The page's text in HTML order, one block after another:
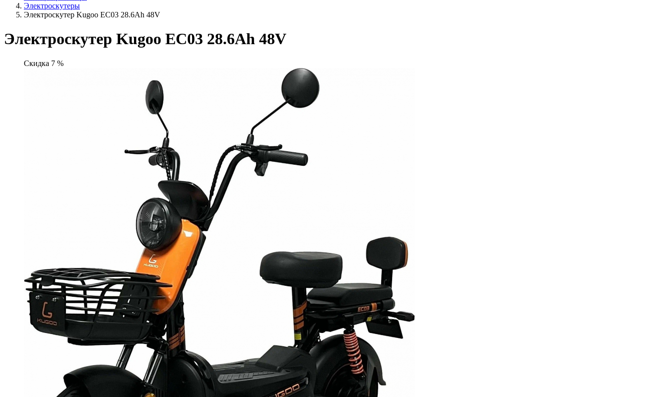
Электроскутеры
Электроскутер Kugoo EC03 28.6Ah 48V
Электроскутер Kugoo EC03 28.6Ah 48V
Скидка 7 %